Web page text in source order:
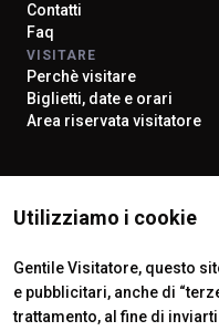
Utilizziamo i cookie
Gentile Visitatore, questo
e pubblicitari, anche di
trattamento, al fine di
Contatti
Faq
VISITARE
Perchè visitare
Biglietti, date e orari
Area riservata visitatore
ISTITUTI CERTIFICATORI